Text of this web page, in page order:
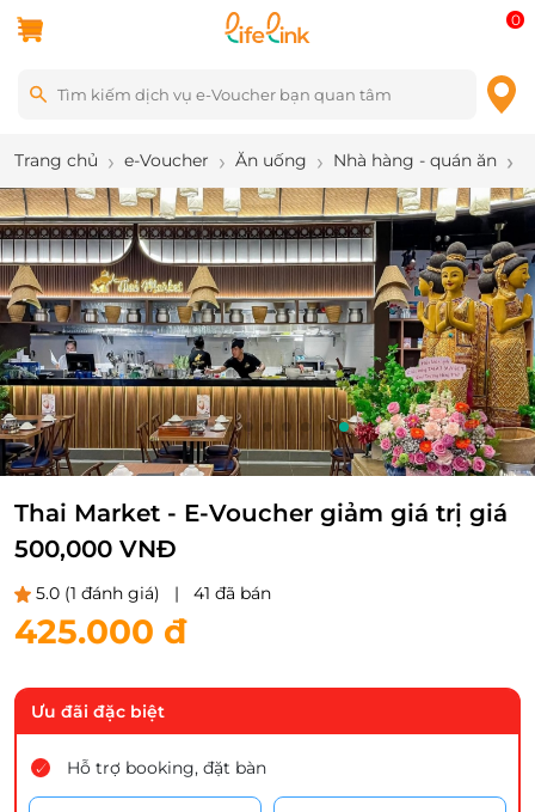
0
Trang chủ e-Voucher Ăn uống Nhà hàng - quán ăn
10/11
Thai Market - E-Voucher giảm giá trị giá
500,000 VNĐ
5.0 (1 đánh giá) | 41 đã bán
425.000 đ
Ưu đãi đặc biệt
Hỗ trợ booking, đặt bàn